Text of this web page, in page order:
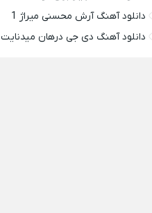
دانلود آهنگ آرش محسنی میراژ 1
دانلود آهنگ دی جی درهان میدنایت 5